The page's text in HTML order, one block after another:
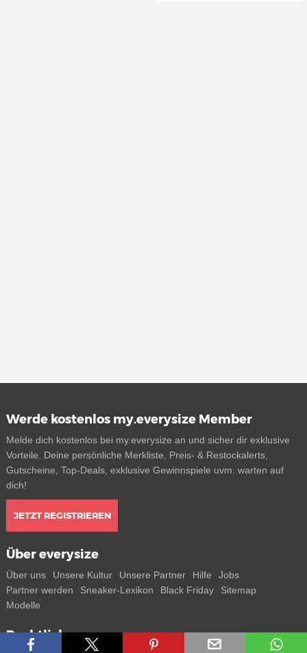
Werde kostenlos my.everysize Member
Melde dich kostenlos bei my.everysize an und sicher dir exklusive
Vorteile. Deine persönliche Merkliste, Preis- & Restockalerts,
Gutscheine, Top-Deals, exklusive Gewinnspiele uvm. warten auf
dich!
JETZT REGISTRIEREN
Über everysize
Über uns Unsere Kultur Unsere Partner Hilfe
Jobs
Partner werden
Sneaker-Lexikon Black Friday
Sitemap
Modelle
Rechtliches